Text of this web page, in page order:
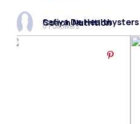
Safiya De Healthysters 👩‍🌾 Coach Nutrition
0 Followers